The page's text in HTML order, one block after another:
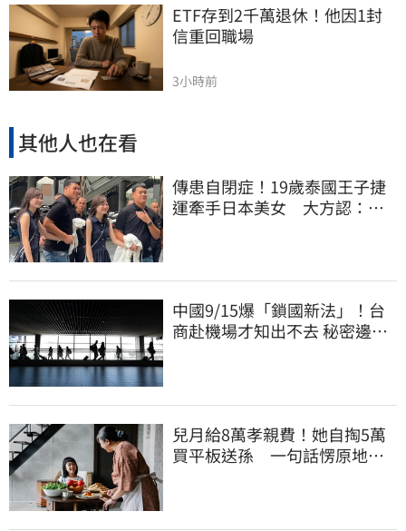
ETF存到2千萬退休！他因1封
信重回職場
3小時前
其他人也在看
傳患自閉症！19歲泰國王子捷
運牽手日本美女 大方認：
中國9/15爆「鎖國新法」！台
商赴機場才知出不去 秘密邊控
兒月給8萬孝親費！她自掏5萬
買平板送孫 一句話愣原地